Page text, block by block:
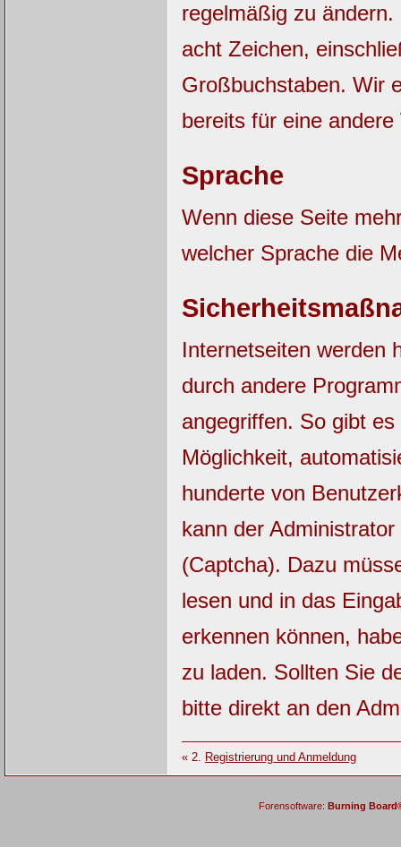
regelmäßig zu
acht Zeichen,
Großbuchstaben. Wir
bereits für eine
Sprache
Wenn diese Seite
welcher Sprache die
Internetseiten werden
durch andere
angegriffen. So gibt es
Möglichkeit,
hunderte von
kann der
(Captcha). Dazu
lesen und in das
erkennen können,
zu laden. Sollten Sie
bitte direkt an den
« 2. Registrierung und Anmeldung
Forensoftware: Burning